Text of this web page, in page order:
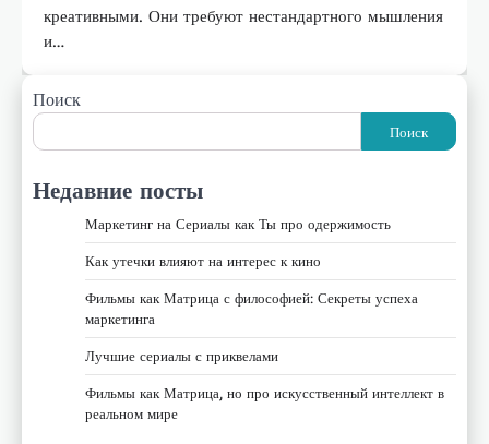
креативными. Они требуют нестандартного мышления
и…
Поиск
Поиск
Недавние посты
Маркетинг на Сериалы как Ты про одержимость
Как утечки влияют на интерес к кино
Фильмы как Матрица с философией: Секреты успеха
маркетинга
Лучшие сериалы с приквелами
Фильмы как Матрица, но про искусственный интеллект в
реальном мире